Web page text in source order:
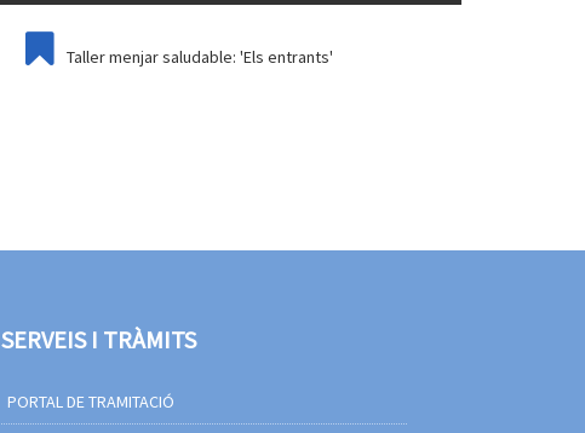
Taller menjar saludable: 'Els entrants'
SERVEIS I TRÀMITS
PORTAL DE TRAMITACIÓ